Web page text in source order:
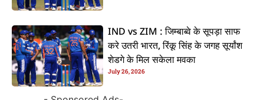
IND vs ZIM : जिम्बाब्वे के सूपड़ा साफ
करे उतरी भारत, रिंकू सिंह के जगह सूर्यांश
शेडगे के मिल सकेला मवका
July 26, 2026